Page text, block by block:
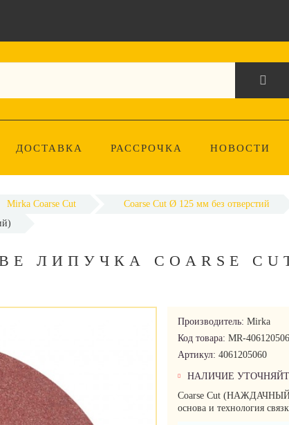
ДОСТАВКА РАССРОЧКА НОВОСТИ
Mirka Coarse Cut
Coarse Cut Ø 125 мм без отверстий
COARSE
Производитель: Mirka
Код товара: MR-
Артикул: 4061205060
НАЛИЧИЕ
Coarse Cut (НАЖДАЧНЫЙ
основа и технология